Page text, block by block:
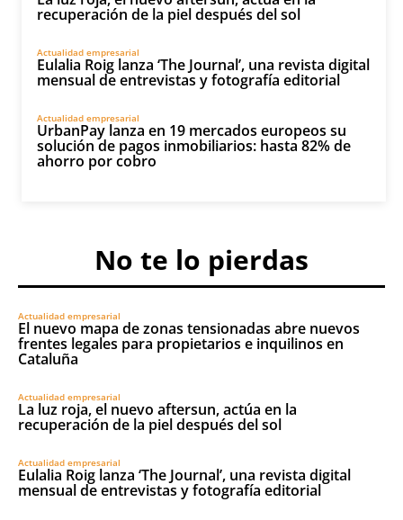
recuperación de la piel después del sol
Actualidad empresarial
Eulalia Roig lanza ‘The Journal’, una revista digital
mensual de entrevistas y fotografía editorial
Actualidad empresarial
UrbanPay lanza en 19 mercados europeos su
solución de pagos inmobiliarios: hasta 82% de
ahorro por cobro
No te lo pierdas
Actualidad empresarial
El nuevo mapa de zonas tensionadas abre nuevos
frentes legales para propietarios e inquilinos en
Cataluña
Actualidad empresarial
La luz roja, el nuevo aftersun, actúa en la
recuperación de la piel después del sol
Actualidad empresarial
Eulalia Roig lanza ‘The Journal’, una revista digital
mensual de entrevistas y fotografía editorial